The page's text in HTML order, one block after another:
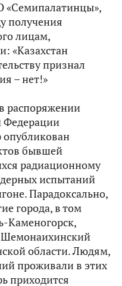
«Семипалатинцы»,
получения
лицам,
«Казахстан
признал
– нет!»
распоряжении
Федерации
опубликован
бывшей
радиационному
испытаний
Парадоксально,
города, в том
Каменогорск,
Шемонаихинский
области. Людям,
проживали в этих
приходится